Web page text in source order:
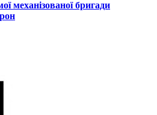
механізованої бригади